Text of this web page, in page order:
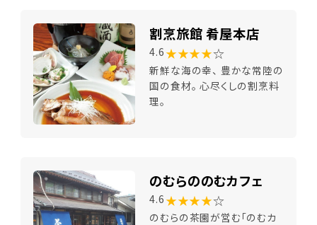
割烹旅館 肴屋本店
4.6 ★★★★☆
新鮮な海の幸、 豊かな常陸の
国の食材。 心尽くしの割烹料
理。
のむらののむカフェ
4.6 ★★★★☆
のむらの茶園が営む「のむカ